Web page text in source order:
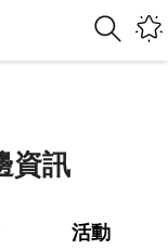
資訊
活動